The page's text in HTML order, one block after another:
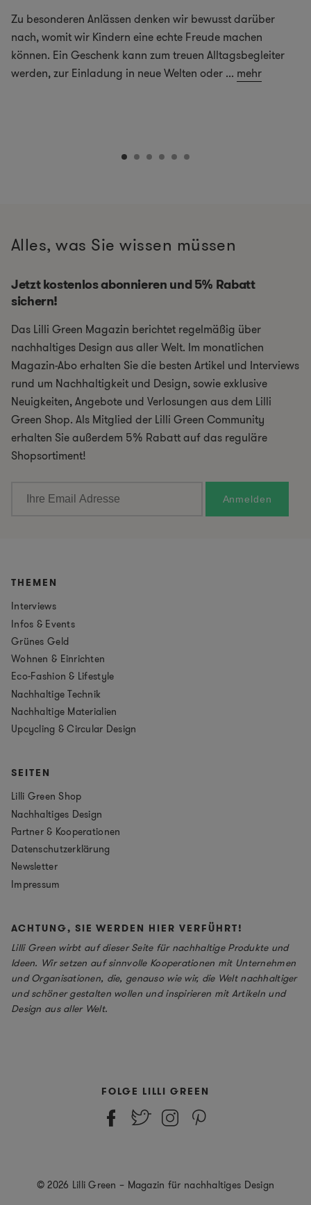
Zu besonderen Anlässen denken wir bewusst darüber
nach, womit wir Kindern eine echte Freude machen
können. Ein Geschenk kann zum treuen Alltagsbegleiter
werden, zur Einladung in neue Welten oder ... mehr
Alles, was Sie wissen müssen
Jetzt kostenlos abonnieren und 5% Rabatt
sichern!
Das Lilli Green Magazin berichtet regelmäßig über
nachhaltiges Design aus aller Welt. Im monatlichen
Magazin-Abo erhalten Sie die besten Artikel und Interviews
rund um Nachhaltigkeit und Design, sowie exklusive
Neuigkeiten, Angebote und Verlosungen aus dem Lilli
Green Shop. Als Mitglied der Lilli Green Community
erhalten Sie außerdem 5% Rabatt auf das reguläre
Shopsortiment!
THEMEN
Interviews
Infos & Events
Grünes Geld
Wohnen & Einrichten
Eco-Fashion & Lifestyle
Nachhaltige Technik
Nachhaltige Materialien
Upcycling & Circular Design
SEITEN
Lilli Green Shop
Nachhaltiges Design
Partner & Kooperationen
Datenschutzerklärung
Newsletter
Impressum
ACHTUNG, SIE WERDEN HIER VERFÜHRT!
Lilli Green wirbt auf dieser Seite für nachhaltige Produkte und
Ideen. Wir setzen auf sinnvolle Kooperationen mit Unternehmen
und Organisationen, die, genauso wie wir, die Welt nachhaltiger
und schöner gestalten wollen und inspirieren mit Artikeln und
Design aus aller Welt.
FOLGE LILLI GREEN
© 2026 Lilli Green – Magazin für nachhaltiges Design